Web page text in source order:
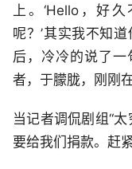
上。‘Hello，好
呢？’其实我不知
后，冷冷的说了一
者，于朦胧，刚刚
当记者调侃剧组“
要给我们捐款。赶